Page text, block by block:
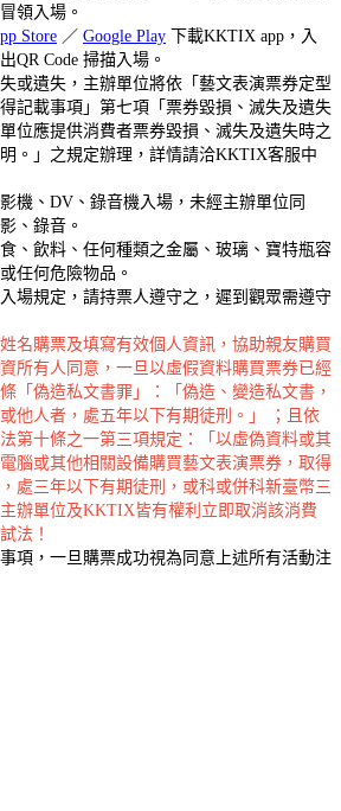
領入場。
Store ／ Google Play 下載KKTIX app，入
QR Code 掃描入場。
或遺失，主辦單位將依「藝文表演票券定型
記載事項」第七項「票券毀損、滅失及遺失
位應提供消費者票券毀損、滅失及遺失時之
。」之規定辦理，詳情請洽KKTIX客服中
機、DV、錄音機入場，未經主辦單位同
、錄音。
、飲料、任何種類之金屬、玻璃、寶特瓶容
任何危險物品。
場規定，請持票人遵守之，遲到觀眾需遵守
名購票及填寫有效個人資訊，協助親友購買
所有人同意，一旦以虛假資料購買票券已經
「偽造私文書罪」：「偽造、變造私文書，
他人者，處五年以下有期徒刑。」 ；且依
第十條之一第三項規定：「以虛偽資料或其
腦或其他相關設備購買藝文表演票券，取得
處三年以下有期徒刑，或科或併科新臺幣三
辦單位及KKTIX皆有權利立即取消該消費
法！
項，一旦購票成功視為同意上述所有活動注